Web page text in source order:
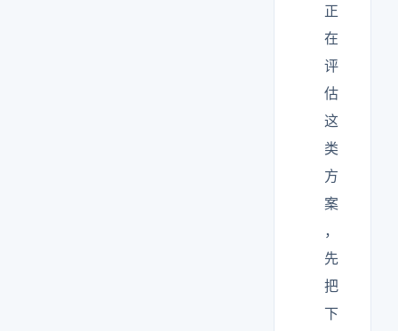
正
在
评
估
这
类
方
案
，
先
把
下